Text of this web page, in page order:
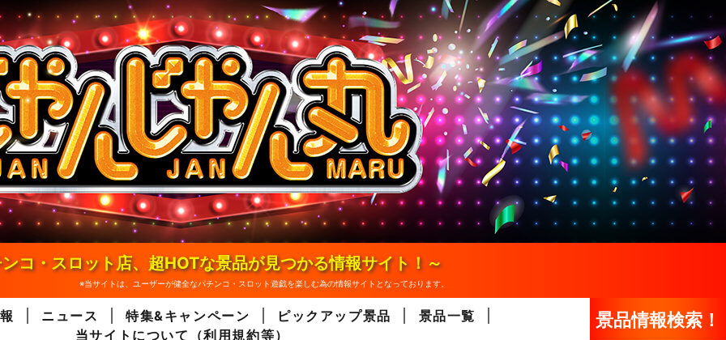
コ・スロット店、超HOTな景品が見つかる情報サイト！～
※当サイトは、ユーザーが健全なパチンコ・スロット遊戯を楽しむ為の情報サイトとなっております。
ニュース 特集&キャンペーン ピックアップ景品
景品一覧
当サイトについて（利用規約等）
景品情報検索！